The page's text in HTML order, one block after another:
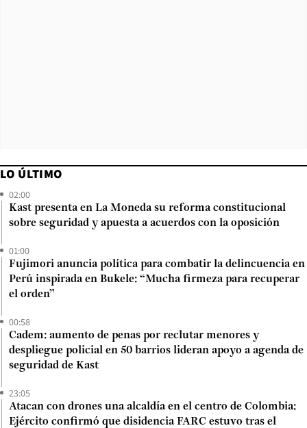
LO ÚLTIMO
02:00
Kast presenta en La Moneda su reforma constitucional
sobre seguridad y apuesta a acuerdos con la oposición
01:00
Fujimori anuncia política para combatir la delincuencia en
Perú inspirada en Bukele: “Mucha firmeza para recuperar
el orden”
00:58
Cadem: aumento de penas por reclutar menores y
despliegue policial en 50 barrios lideran apoyo a agenda de
seguridad de Kast
23:05
Atacan con drones una alcaldía en el centro de Colombia:
Ejército confirmó que disidencia FARC estuvo tras el